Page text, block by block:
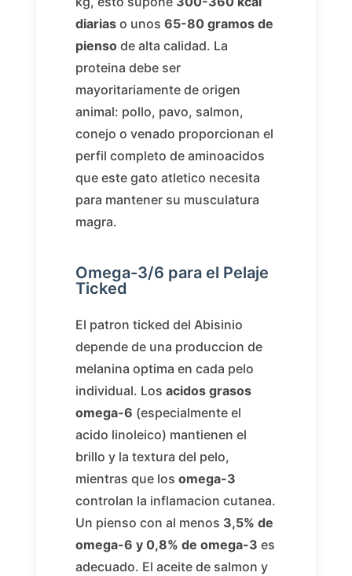
diariaso unos 65-80 gramos de
piensode alta calidad. La
proteina debe ser
mayoritariamente de origen
animal: pollo, pavo, salmon,
conejo o venado proporcionan el
perfil completo de aminoacidos
que este gato atletico necesita
para mantener su musculatura
magra.
Omega-3/6 para el Pelaje
Ticked
El patron ticked del Abisinio
depende de una produccion de
melanina optima en cada pelo
individual. Los acidos grasos
omega-6 (especialmente el
acido linoleico) mantienen el
brillo y la textura del pelo,
mientras que los omega-3
controlan la inflamacion cutanea.
Un pienso con al menos 3,5% de
omega-6 y 0,8% de omega-3 es
adecuado. El aceite de salmon y